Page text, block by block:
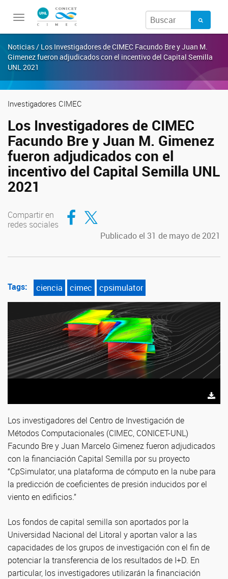
Toggle
Noticias / Los Investigadores de CIMEC Facundo Bre y Juan M.
Gimenez fueron adjudicados con el incentivo del Capital Semilla
UNL 2021
Investigadores CIMEC
Los Investigadores de CIMEC
Facundo Bre y Juan M. Gimenez
fueron adjudicados con el
incentivo del Capital Semilla UNL
2021
Compartir en
redes sociales
Compartir en Facebook
Compartir en Twitter
Publicado el 31 de mayo de 2021
Tags: ciencia cimec cpsimulator
Los investigadores del Centro de Investigación de
Métodos Computacionales (CIMEC, CONICET-UNL)
Facundo Bre y Juan Marcelo Gimenez fueron adjudicados
con la financiación Capital Semilla por su proyecto
“CpSimulator, una plataforma de cómputo en la nube para
la predicción de coeficientes de presión inducidos por el
viento en edificios.”
Los fondos de capital semilla son aportados por la
Universidad Nacional del Litoral y aportan valor a las
capacidades de los grupos de investigación con el fin de
potenciar la transferencia de los resultados de I+D. En
particular, los investigadores utilizarán la financiación